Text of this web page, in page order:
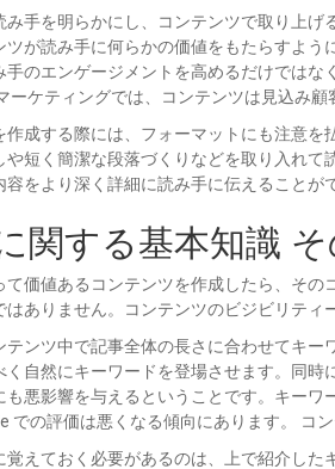
み手を明らかにし、コンテンツで取り上げ
ツが読み手に何らかの価値をもたらすよ
手のエンゲージメントを高めるだけでは
ーケティングでは、コンテンツは見込み
作成する際には、フォーマットにも注意
や短く簡潔な段落づくりなどを取り入れ
容をより深く詳細に読み手に伝えることが
関する基本知識
て価値あるコンテンツを作成したら、そ
はありません。コンテンツのビジビリティ
テンツ中で記事全体の長さに合わせてキ
く自然にキーワードを登場させます。同
も悪影響を与えるということです。キー
での評価は悪くなる傾向にあります。 コ
覚えておく必要があるのは、上で紹介し